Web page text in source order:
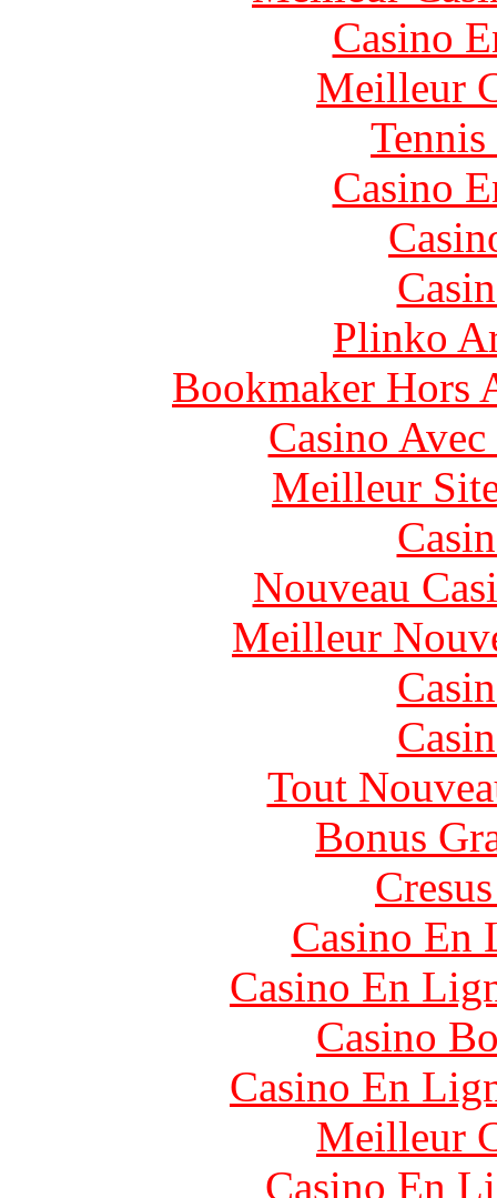
Casino
Meilleur
Casino
Plinko
Bookmaker Hors
Casino
Meilleur
Nouveau
Meilleur
Tout
Bonus
Casino En
Casino En
Casino
Casino En
Meilleur
Casino En